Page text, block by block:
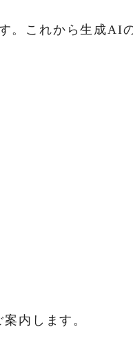
。これから生成AI
内します。